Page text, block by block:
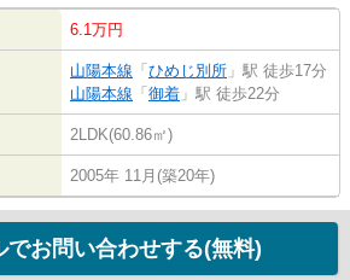
6.1万円
山陽本線 「 ひめじ別所 」駅 徒歩17分
山陽本線 「 御着 」駅 徒歩22分
2LDK(60.86㎡)
2005年 11月(築20年)
でお問い合わせする(無料)